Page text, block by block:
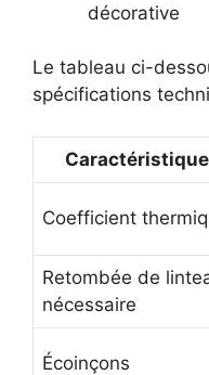
décorative
Le tableau ci-
spécifications
Caractéristique
Coefficient
Retombée de
nécessaire
Écoinçons